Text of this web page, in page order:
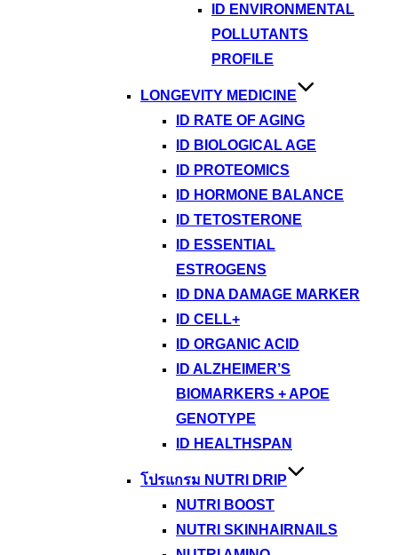
ID ENVIRONMENTAL
POLLUTANTS
PROFILE
LONGEVITY MEDICINE
ID RATE OF AGING
ID BIOLOGICAL AGE
ID PROTEOMICS
ID HORMONE BALANCE
ID TETOSTERONE
ID ESSENTIAL
ESTROGENS
ID DNA DAMAGE MARKER
ID CELL+
ID ORGANIC ACID
ID ALZHEIMER’S
BIOMARKERS + APOE
GENOTYPE
ID HEALTHSPAN
โปรแกรม NUTRI DRIP
NUTRI BOOST
NUTRI SKINHAIRNAILS